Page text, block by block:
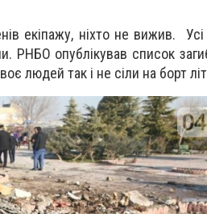
екіпажу, ніхто не вижив. Усі
РНБО опублікував список
людей так і не сіли на борт